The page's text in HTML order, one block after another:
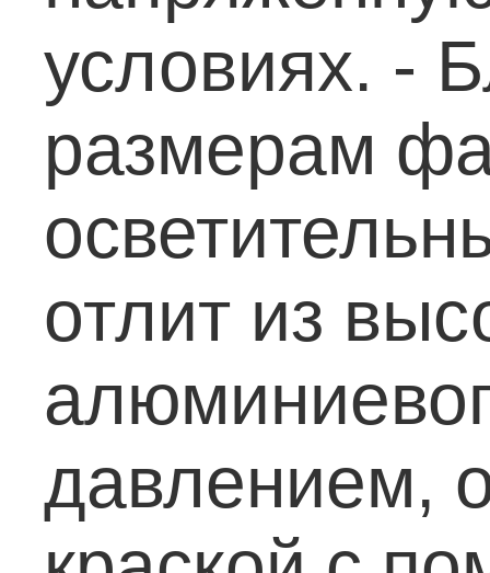
условиях. -
размерам
отлит из
давлением,